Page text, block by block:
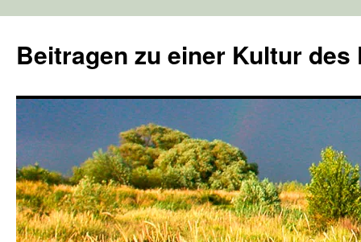
springen
Beitragen zu einer Kultur des